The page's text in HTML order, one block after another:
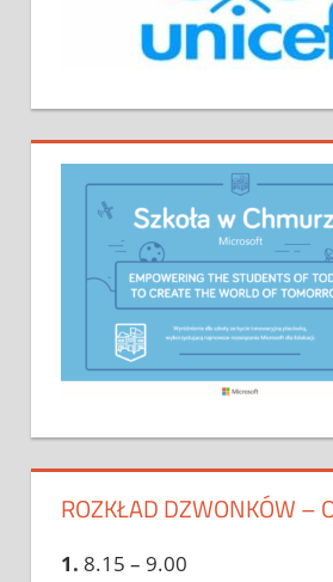
ROZKŁAD DZWONKÓW –
1. 8.15 – 9.00